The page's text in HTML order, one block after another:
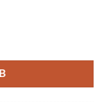
M8 22/10